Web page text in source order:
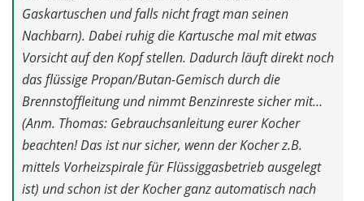
Gaskartuschen und falls nicht fragt man seinen
Nachbarn). Dabei ruhig die Kartusche mal mit etwas
Vorsicht auf den Kopf stellen. Dadurch läuft direkt noch
das flüssige Propan/Butan-Gemisch durch die
Brennstoffleitung und nimmt Benzinreste sicher mit…
(Anm. Thomas: Gebrauchsanleitung eurer Kocher
beachten! Das ist nur sicher, wenn der Kocher z.B.
mittels Vorheizspirale für Flüssiggasbetrieb ausgelegt
ist) und schon ist der Kocher ganz automatisch nach